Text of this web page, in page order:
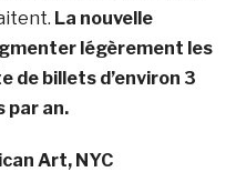
La nouvelle
légèrement les
de billets d’environ 3
par an.
Art, NYC